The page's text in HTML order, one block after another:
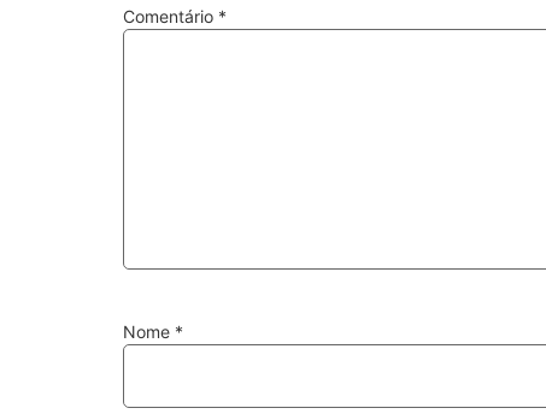
Comentário *
Nome *